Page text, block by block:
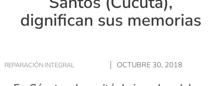
dignifican sus memorias
REPARACIÓN INTEGRAL OCTUBRE 30, 2018